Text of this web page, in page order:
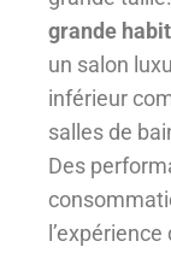
grande
un salon
inférieur
salles de
Des